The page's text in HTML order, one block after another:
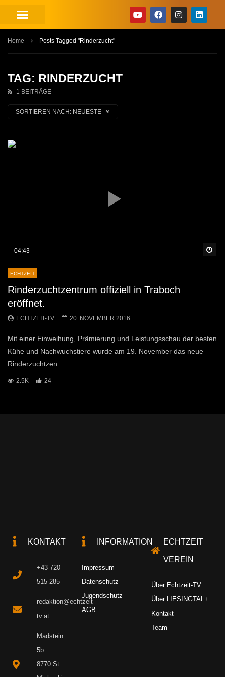
Home Posts Tagged "Rinderzucht"
TAG: RINDERZUCHT
1 BEITRÄGE
SORTIEREN NACH: NEUESTE
04:43
ECHTZEIT
Rinderzuchtzentrum offiziell in Traboch
eröffnet.
ECHTZEIT-TV 20. NOVEMBER 2016
Mit einer Einweihung, Prämierung und Leistungsschau der besten
Kühe und Nachwuchstiere wurde am 19. November das neue
Rinderzuchtzen...
2.5K 24
KONTAKT
+43 720
515 285
redaktion@echtzeit-
tv.at
Madstein
5b
8770 St.
INFORMATION
Impressum
Datenschutz
Jugendschutz
AGB
ECHTZEIT
VEREIN
Über Echtzeit-TV
Über LIESINGTAL+
Kontakt
Team